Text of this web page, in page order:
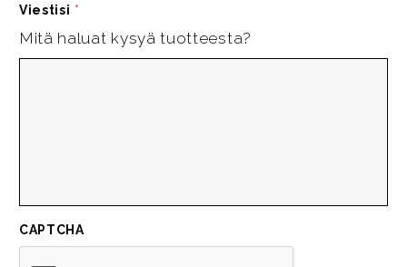
Viestisi *
Mitä haluat kysyä tuotteesta?
CAPTCHA